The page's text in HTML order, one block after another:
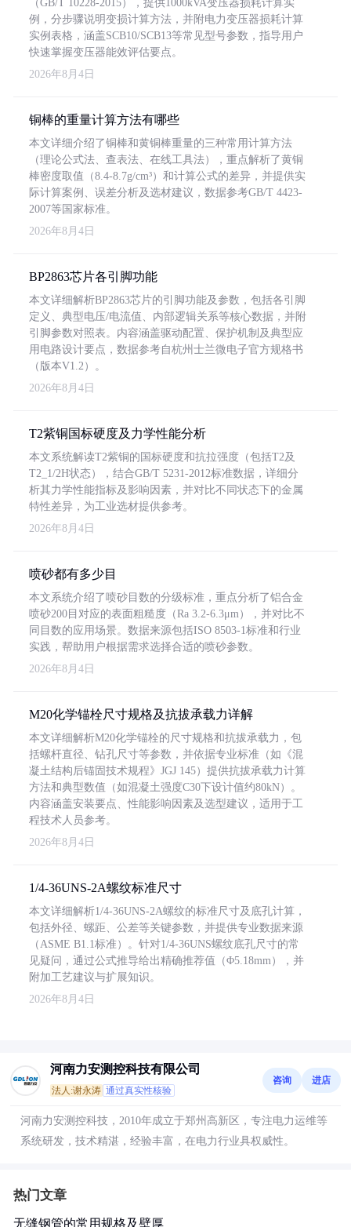
（GB/T 10228-2015），提供1000kVA变压器损耗计算实
例，分步骤说明变损计算方法，并附电力变压器损耗计算
实例表格，涵盖SCB10/SCB13等常见型号参数，指导用户
快速掌握变压器能效评估要点。
2026年8月4日
铜棒的重量计算方法有哪些
本文详细介绍了铜棒和黄铜棒重量的三种常用计算方法
（理论公式法、查表法、在线工具法），重点解析了黄铜
棒密度取值（8.4-8.7g/cm³）和计算公式的差异，并提供实
际计算案例、误差分析及选材建议，数据参考GB/T 4423-
2007等国家标准。
2026年8月4日
BP2863芯片各引脚功能
本文详细解析BP2863芯片的引脚功能及参数，包括各引脚
定义、典型电压/电流值、内部逻辑关系等核心数据，并附
引脚参数对照表。内容涵盖驱动配置、保护机制及典型应
用电路设计要点，数据参考自杭州士兰微电子官方规格书
（版本V1.2）。
2026年8月4日
T2紫铜国标硬度及力学性能分析
本文系统解读T2紫铜的国标硬度和抗拉强度（包括T2及
T2_1/2H状态），结合GB/T 5231-2012标准数据，详细分
析其力学性能指标及影响因素，并对比不同状态下的金属
特性差异，为工业选材提供参考。
2026年8月4日
喷砂都有多少目
本文系统介绍了喷砂目数的分级标准，重点分析了铝合金
喷砂200目对应的表面粗糙度（Ra 3.2-6.3μm），并对比不
同目数的应用场景。数据来源包括ISO 8503-1标准和行业
实践，帮助用户根据需求选择合适的喷砂参数。
2026年8月4日
M20化学锚栓尺寸规格及抗拔承载力详解
本文详细解析M20化学锚栓的尺寸规格和抗拔承载力，包
括螺杆直径、钻孔尺寸等参数，并依据专业标准（如《混
凝土结构后锚固技术规程》JGJ 145）提供抗拔承载力计算
方法和典型数值（如混凝土强度C30下设计值约80kN）。
内容涵盖安装要点、性能影响因素及选型建议，适用于工
程技术人员参考。
2026年8月4日
1/4-36UNS-2A螺纹标准尺寸
本文详细解析1/4-36UNS-2A螺纹的标准尺寸及底孔计算，
包括外径、螺距、公差等关键参数，并提供专业数据来源
（ASME B1.1标准）。针对1/4-36UNS螺纹底孔尺寸的常
见疑问，通过公式推导给出精确推荐值（Φ5.18mm），并
附加工艺建议与扩展知识。
2026年8月4日
河南力安测控科技有限公司
法人:谢永涛 通过真实性核验
咨询 进店
河南力安测控科技，2010年成立于郑州高新区，专注电力运维等
系统研发，技术精湛，经验丰富，在电力行业具权威性。
热门文章
无缝钢管的常用规格及壁厚